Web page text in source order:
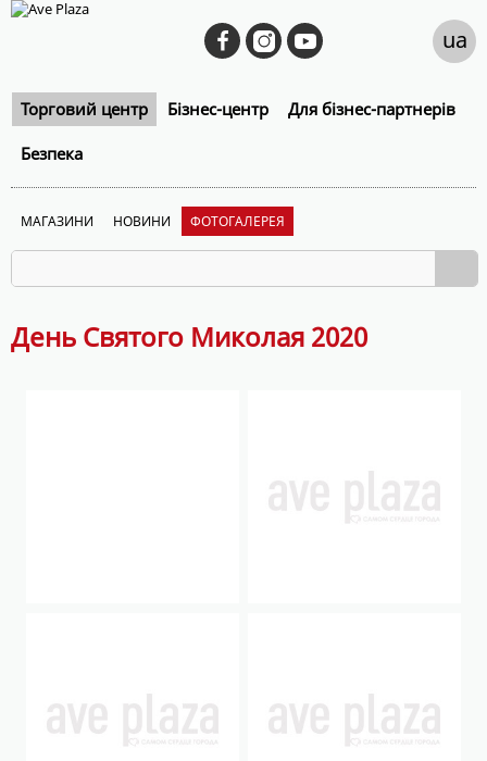
Торговий центр Бізнес-центр Для бізнес-партнерів
Безпека
ua
МАГАЗИНИ НОВИНИ ФОТОГАЛЕРЕЯ
День Святого Миколая 2020